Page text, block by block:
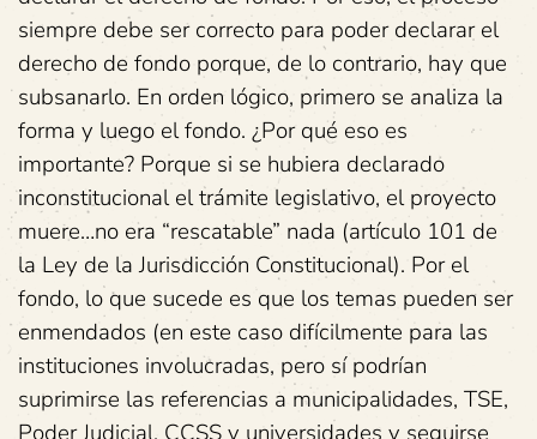
siempre debe ser correcto para poder declarar el
derecho de fondo porque, de lo contrario, hay que
subsanarlo. En orden lógico, primero se analiza la
forma y luego el fondo. ¿Por qué eso es
importante? Porque si se hubiera declarado
inconstitucional el trámite legislativo, el proyecto
muere…no era “rescatable” nada (artículo 101 de
la Ley de la Jurisdicción Constitucional). Por el
fondo, lo que sucede es que los temas pueden ser
enmendados (en este caso difícilmente para las
instituciones involucradas, pero sí podrían
suprimirse las referencias a municipalidades, TSE,